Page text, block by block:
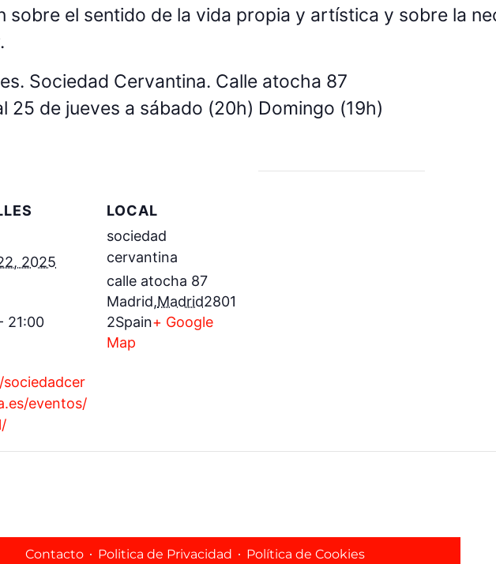
sobre el sentido de la vida propia y artística y sobre la
Sociedad Cervantina. Calle atocha 87
25 de jueves a sábado (20h) Domingo (19h)
2025
21:00
eventos/
LOCAL
sociedad
cervantina
calle atocha 87
Madrid,Madrid2801
2Spain+ Google
Map
Contacto Politica de Privacidad Política de Cookies